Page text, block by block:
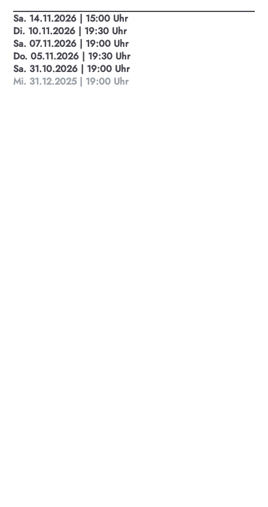
Sa. 14.11.2026 | 15:00 Uhr
Di. 10.11.2026 | 19:30 Uhr
Sa. 07.11.2026 | 19:00 Uhr
Do. 05.11.2026 | 19:30 Uhr
Sa. 31.10.2026 | 19:00 Uhr
Mi. 31.12.2025 | 19:00 Uhr
KULTplan ABO
Kultur in Salzburg auf einen Blick
Finde täglich bis zu 50 Veranstaltungen in Stadt
und Land Salzburg. Ob Kino, Theater, Literatur